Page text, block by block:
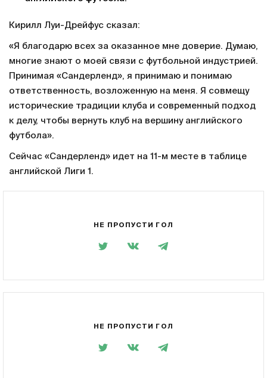
Кирилл Луи-Дрейфус сказал:
«Я благодарю всех за оказанное мне доверие. Думаю,
многие знают о моей связи с футбольной индустрией.
Принимая «Сандерленд», я принимаю и понимаю
ответственность, возложенную на меня. Я совмещу
исторические традиции клуба и современный подход
к делу, чтобы вернуть клуб на вершину английского
футбола».
Сейчас «Сандерленд» идет на 11-м месте в таблице
английской Лиги 1.
НЕ ПРОПУСТИ ГОЛ
НЕ ПРОПУСТИ ГОЛ